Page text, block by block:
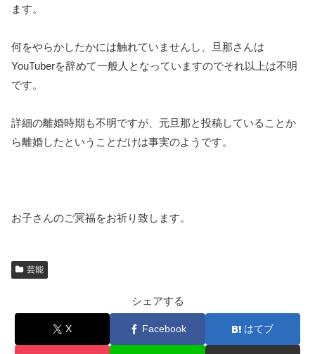
ます。
何をやらかしたかには触れていませんし、旦那さんは
YouTuberを辞めて一般人となっていますのでそれ以上は不明
です。
詳細の離婚時期も不明ですが、元旦那と投稿していることか
ら離婚したということだけは事実のようです。
お子さんのご冥福をお祈り致します。
芸能
シェアする
X Facebook はてブ